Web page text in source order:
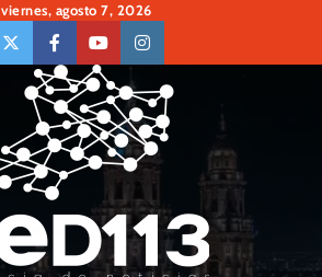
viernes, agosto 7, 2026
twiter Face Youtubeinsta